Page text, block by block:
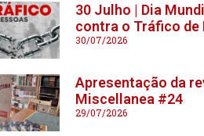
30 Julho | Dia
contra o Tráfico de
30/07/2026
Apresentação da
Miscellanea #24
29/07/2026